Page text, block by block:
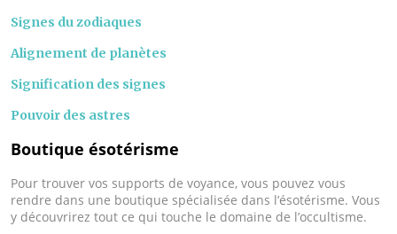
Signes du zodiaques
Alignement de planètes
Signification des signes
Pouvoir des astres
Boutique ésotérisme
Pour trouver vos supports de voyance, vous pouvez vous
rendre dans une boutique spécialisée dans l’ésotérisme. Vous
y découvrirez tout ce qui touche le domaine de l’occultisme.